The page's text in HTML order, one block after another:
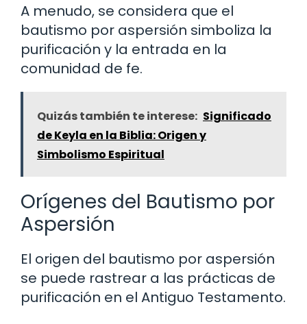
A menudo, se considera que el
bautismo por aspersión simboliza la
purificación y la entrada en la
comunidad de fe.
Quizás también te interese: Significado
de Keyla en la Biblia: Origen y
Simbolismo Espiritual
Orígenes del Bautismo por
Aspersión
El origen del bautismo por aspersión
se puede rastrear a las prácticas de
purificación en el Antiguo Testamento.